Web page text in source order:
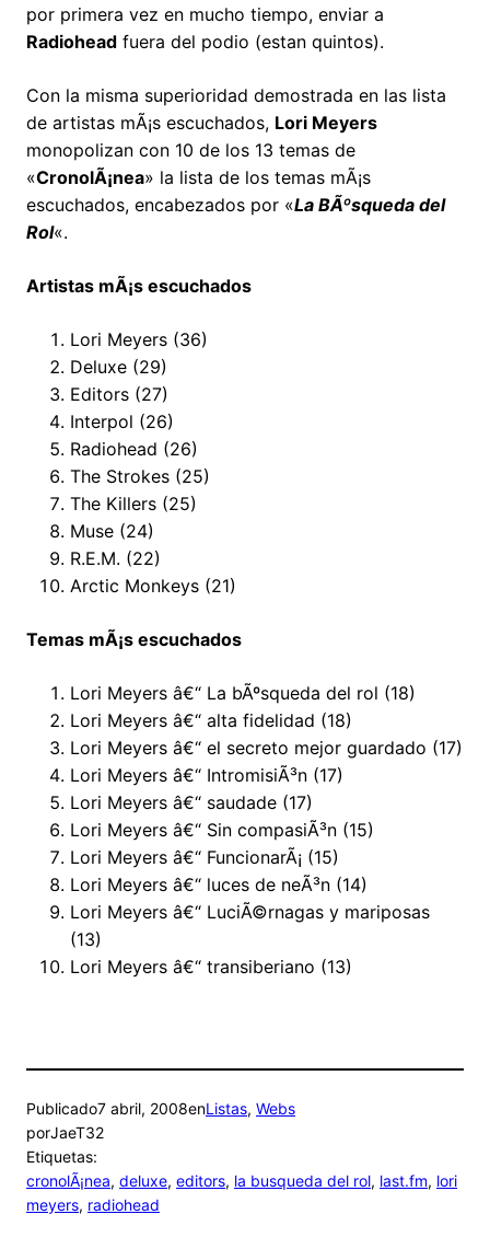
por primera vez en mucho tiempo, enviar a
Radiohead fuera del podio (estan quintos).
Con la misma superioridad demostrada en las lista
de artistas mÃ¡s escuchados, Lori Meyers
monopolizan con 10 de los 13 temas de
«CronolÃ¡nea» la lista de los temas mÃ¡s
escuchados, encabezados por «La BÃºsqueda del
Rol«.
Artistas mÃ¡s escuchados
Lori Meyers (36)
Deluxe (29)
Editors (27)
Interpol (26)
Radiohead (26)
The Strokes (25)
The Killers (25)
Muse (24)
R.E.M. (22)
Arctic Monkeys (21)
Temas mÃ¡s escuchados
Lori Meyers â€“ La bÃºsqueda del rol (18)
Lori Meyers â€“ alta fidelidad (18)
Lori Meyers â€“ el secreto mejor guardado (17)
Lori Meyers â€“ IntromisiÃ³n (17)
Lori Meyers â€“ saudade (17)
Lori Meyers â€“ Sin compasiÃ³n (15)
Lori Meyers â€“ FuncionarÃ¡ (15)
Lori Meyers â€“ luces de neÃ³n (14)
Lori Meyers â€“ LuciÃ©rnagas y mariposas
(13)
Lori Meyers â€“ transiberiano (13)
Publicado7 abril, 2008enListas, Webs
porJaeT32
Etiquetas:
cronolÃ¡nea, deluxe, editors, la busqueda del rol, last.fm, lori
meyers, radiohead